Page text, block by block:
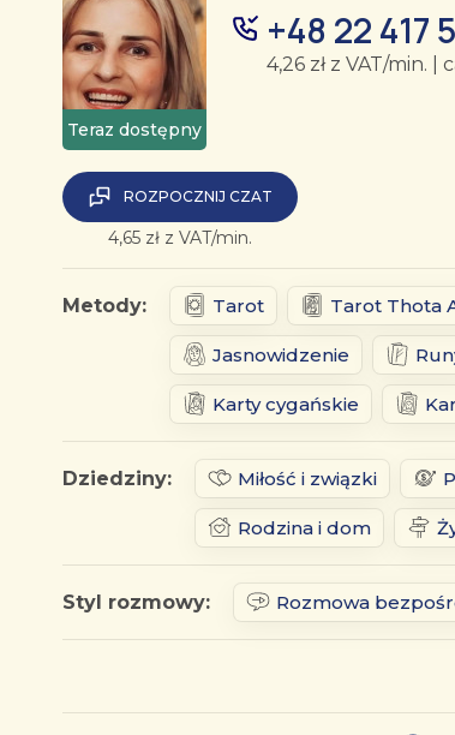
Teraz dostępny
+48 22 417
4,26 zł z VAT/min. |
ROZPOCZNIJ CZAT
4,65 zł z VAT/min.
Metody: Tarot Tarot Thota
Jasnowidzenie
Karty cygańskie
Dziedziny: Miłość i związki
Rodzina i dom
Styl rozmowy: Rozmowa